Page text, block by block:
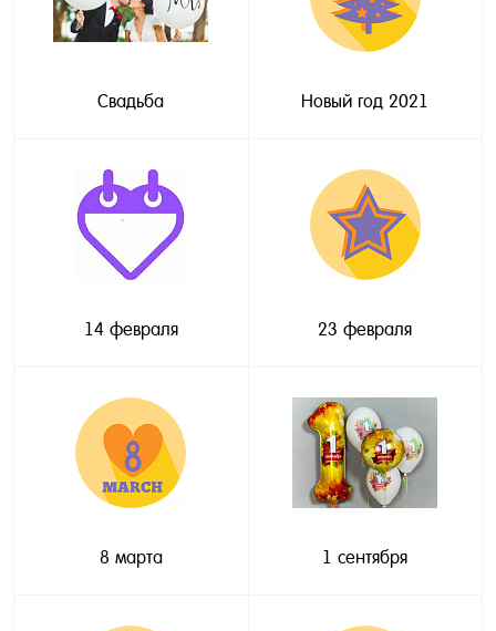
Свадьба Новый год 2021
14 февраля 23 февраля
8 марта 1 сентября